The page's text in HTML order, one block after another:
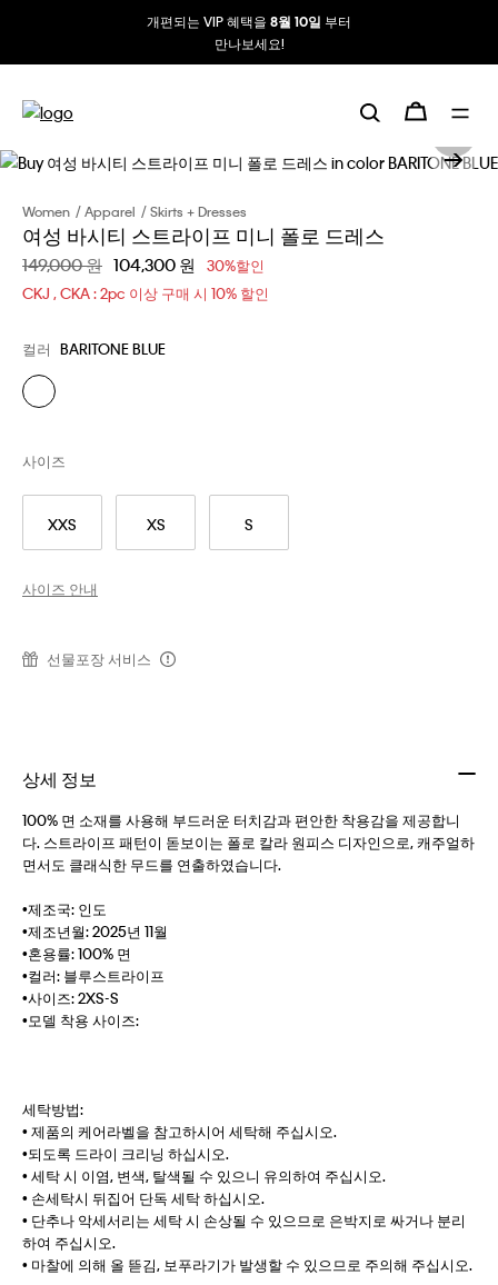
개편되는 VIP 혜택을 8월 10일 부터
만나보세요!
Women Apparel Skirts + Dresses
여성 바시티 스트라이프 미니 폴로 드레스
할인 전 가격
149,000 원 할인된 가격
104,300 원
30%할인
CKJ , CKA : 2pc 이상 구매 시 10% 할인
컬러 BARITONE BLUE
XXS XS S
사이즈
사이즈 안내
선물포장 서비스
상세 정보
100% 면 소재를 사용해 부드러운 터치감과 편안한 착용감을 제공합니
다. 스트라이프 패턴이 돋보이는 폴로 칼라 원피스 디자인으로, 캐주얼하
면서도 클래식한 무드를 연출하였습니다.
•제조국: 인도
•제조년월: 2025년 11월
•혼용률: 100% 면
•컬러: 블루스트라이프
•사이즈: 2XS-S
•모델 착용 사이즈:
세탁방법:
• 제품의 케어라벨을 참고하시어 세탁해 주십시오.
•되도록 드라이 크리닝 하십시오.
• 세탁 시 이염, 변색, 탈색될 수 있으니 유의하여 주십시오.
• 손세탁시 뒤집어 단독 세탁 하십시오.
• 단추나 악세서리는 세탁 시 손상될 수 있으므로 은박지로 싸거나 분리
하여 주십시오.
• 마찰에 의해 올 뜯김, 보푸라기가 발생할 수 있으므로 주의해 주십시오.